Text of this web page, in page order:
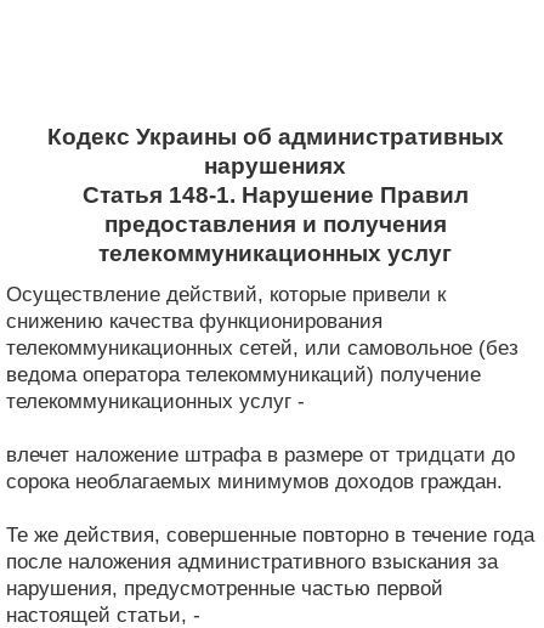
Кодекс Украины об административных
нарушениях
Статья 148-1. Нарушение Правил
предоставления и получения
телекоммуникационных услуг
Осуществление действий, которые привели к
снижению качества функционирования
телекоммуникационных сетей, или самовольное (без
ведома оператора телекоммуникаций) получение
телекоммуникационных услуг -
влечет наложение штрафа в размере от тридцати до
сорока необлагаемых минимумов доходов граждан.
Те же действия, совершенные повторно в течение года
после наложения административного взыскания за
нарушения, предусмотренные частью первой
настоящей статьи, -